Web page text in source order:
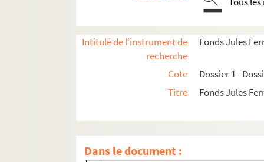
Intitulé de l'instrument de
recherche
Fonds Jules
Cote
Dossier 1 -
Titre
Fonds Jules
Dans le document :
Dossier 15. Enseignement
Dossier 16. Enseignement
Dossier 17. Enseignement
Dossier 18. Enseignement
XVIII.3